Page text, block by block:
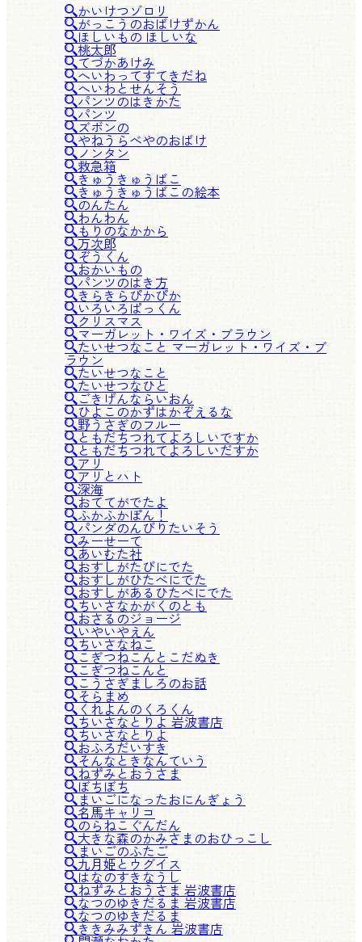
かいけつゾロリ
がっこうのおばけずかん
ほしいもの ほしいな
桃太郎
てづかあけみ
へいわってすてきだね
へいわとせんそう
パンツのはきかた
パンツ
ズボンの
やねうらべやのおばけ
ノンタン
救急箱
きゅうきゅうばこ
きゅうきゅうばこの絵本
のんたん
わんわん
もりのなかから
万次郎
ぞうくん
おかいもの
パンツのはき方
きらきらぴかぴか
いろいろぱっくん
クリスマス
マーガレット・ワイズ・ブラウン
たいせつなこと マーガレット・ワイズ・ブ
ラウン
たいせつなこと
たいせつなひと
ごきげんならいおん
ひよこのかずはかぞえるな
野うさぎのフルー
ともだちつれてよろしいですか
ともだちつれてよろしいだすか
アリ
アリとハト
深海
おててがでたよ
ふかふかぽん！
パンダのんびりたいそう
みーせーて
あいむた社
おすしがたびにでた
おすしがひたべにでた
おすしがあるひたべにでた
ちいさなかがくのとも
おさるのジョージ
いやいやえん
ちいさなねこ
こぎつねこんとこだぬき
こぎつねこんと
こうさぎましろのお話
そらまめ
くれよんのくろくん
ちいさなとりよ 岩波書店
ちいさなとりよ
おふろだいすき
そんなときなんていう
ねずみとおうさま
ぼちぼち
まいごになったおにんぎょう
名馬キャリコ
のらねこぐんだん
大きな森のかみさまのおひっこし
まいごのふたご
九月姫とウグイス
はなのすきなうし
ねずみとおうさま 岩波書店
なつのゆきだるま 岩波書店
なつのゆきだるま
ききみみずきん 岩波書店